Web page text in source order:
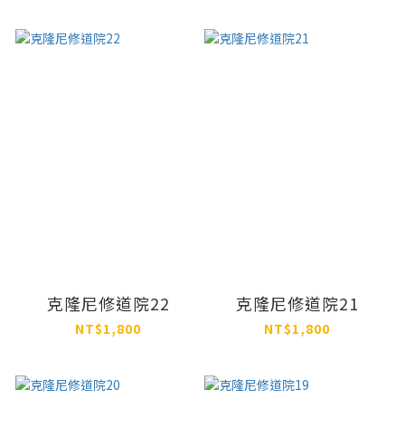
克隆尼修道院22
NT$1,800
克隆尼修道院21
NT$1,800